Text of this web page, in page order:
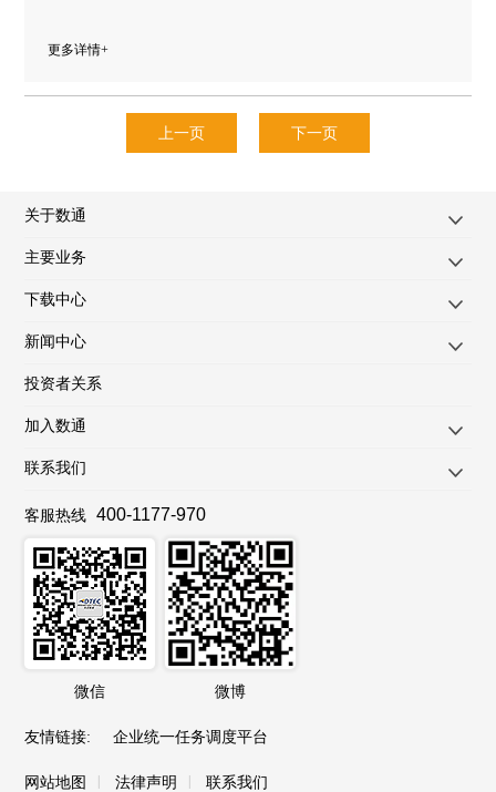
更多详情+
上一页 下一页
关于数通
主要业务
下载中心
新闻中心
投资者关系
加入数通
联系我们
客服热线 400-1177-970
微信 微博
友情链接: 企业统一任务调度平台
网站地图 | 法律声明 | 联系我们